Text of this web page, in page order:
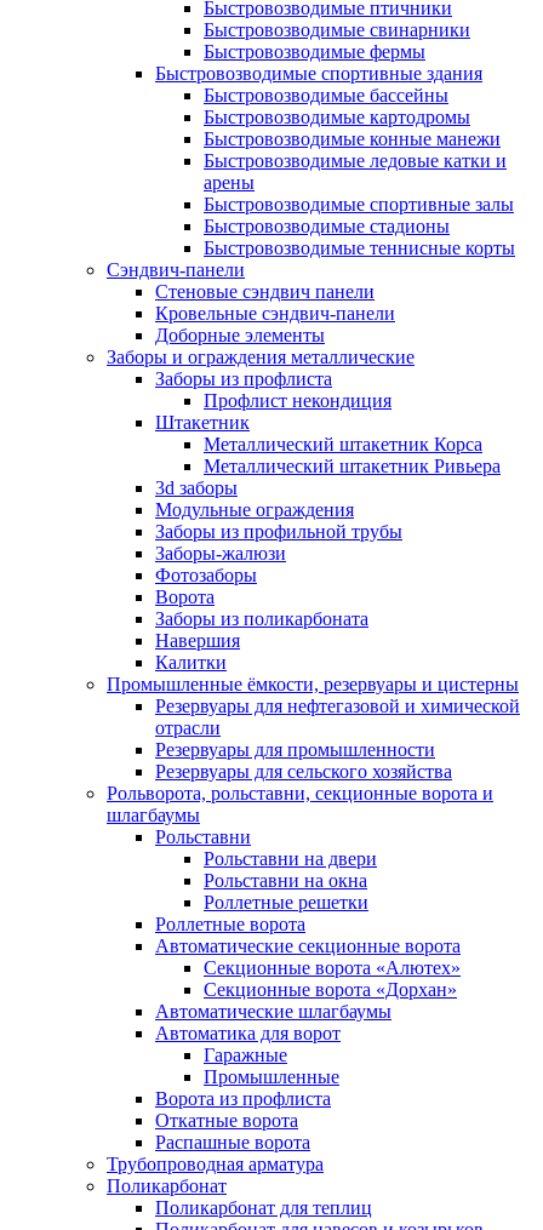
Быстровозводимые птичники
Быстровозводимые свинарники
Быстровозводимые фермы
Быстровозводимые спортивные здания
Быстровозводимые бассейны
Быстровозводимые картодромы
Быстровозводимые конные манежи
Быстровозводимые ледовые катки и
арены
Быстровозводимые спортивные залы
Быстровозводимые стадионы
Быстровозводимые теннисные корты
Сэндвич-панели
Стеновые сэндвич панели
Кровельные сэндвич-панели
Доборные элементы
Заборы и ограждения металлические
Заборы из профлиста
Профлист некондиция
Штакетник
Металлический штакетник Корса
Металлический штакетник Ривьера
3d заборы
Модульные ограждения
Заборы из профильной трубы
Заборы-жалюзи
Фотозаборы
Ворота
Заборы из поликарбоната
Навершия
Калитки
Промышленные ёмкости, резервуары и цистерны
Резервуары для нефтегазовой и химической
отрасли
Резервуары для промышленности
Резервуары для сельского хозяйства
Рольворота, рольставни, секционные ворота и
шлагбаумы
Рольставни
Рольставни на двери
Рольставни на окна
Роллетные решетки
Роллетные ворота
Автоматические секционные ворота
Секционные ворота «Алютех»
Секционные ворота «Дорхан»
Автоматические шлагбаумы
Автоматика для ворот
Гаражные
Промышленные
Ворота из профлиста
Откатные ворота
Распашные ворота
Трубопроводная арматура
Поликарбонат
Поликарбонат для теплиц